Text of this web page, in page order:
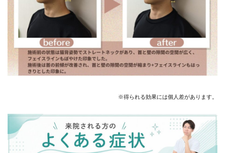
※得られる効果には個人差があります。